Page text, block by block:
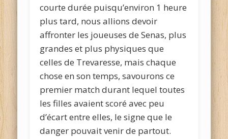
courte durée puisqu’environ 1 heure
plus tard, nous allions devoir
affronter les joueuses de Senas, plus
grandes et plus physiques que
celles de Trevaresse, mais chaque
chose en son temps, savourons ce
premier match durant lequel toutes
les filles avaient scoré avec peu
d’écart entre elles, le signe que le
danger pouvait venir de partout.